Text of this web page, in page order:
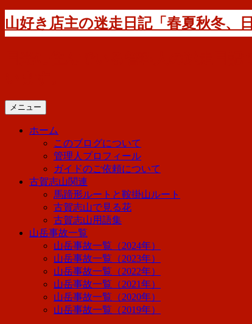
コ
ン
キ
ッ
山好き店主の迷走日記「春夏秋冬、
メニュー
ホーム
このブログについて
管理人プロフィール
ガイドのご依頼について
古賀志山関連
馬蹄形ルートと鞍掛山ルート
古賀志山で見る花
古賀志山用語集
山岳事故一覧
山岳事故一覧（2024年）
山岳事故一覧（2023年）
山岳事故一覧（2022年）
山岳事故一覧（2021年）
山岳事故一覧（2020年）
山岳事故一覧（2019年）